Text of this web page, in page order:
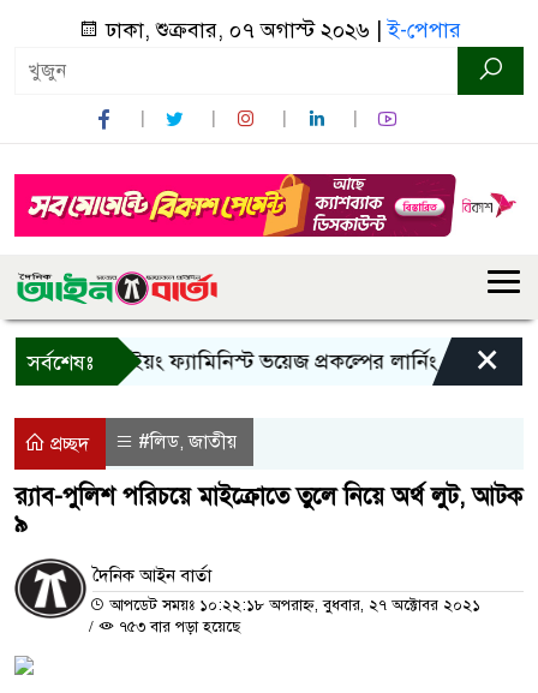
ঢাকা, শুক্রবার, ০৭ অগাস্ট ২০২৬ |ই-পেপার
সর্বশেষঃ
বান্দরবানে ইয়ং ফ্যামিনিস্ট ভয়েজ প্রকল্পের লার্নিং শেয়ারিং×
প্রচ্ছদ #লিড,জাতীয়
র‌্যাব-পুলিশ পরিচয়ে মাইক্রোতে তুলে নিয়ে অর্থ লুট, আটক
৯
দৈনিক আইন বার্তা
আপডেট সময়ঃ ১০:২২:১৮ অপরাহ্ন, বুধবার, ২৭ অক্টোবর ২০২১
/
৭৫৩ বার পড়া হয়েছে